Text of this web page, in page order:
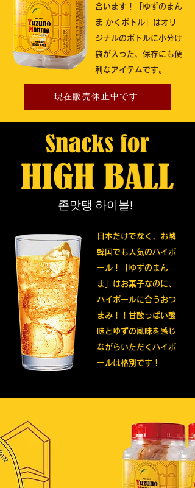
合います！「ゆずのまん
ま かくボトル」はオリ
ジナルのボトルに小分け
袋が入った、保存にも便
利なアイテムです。
現在販売休止中です
존맛탱 하이볼!
日本だけでなく、お隣
韓国でも人気のハイボ
ール！「ゆずのまん
ま」はお菓子なのに、
ハイボールに合うおつ
まみ！！甘酸っぱい酸
味とゆずの風味を感じ
ながらいただくハイボ
ールは格別です！